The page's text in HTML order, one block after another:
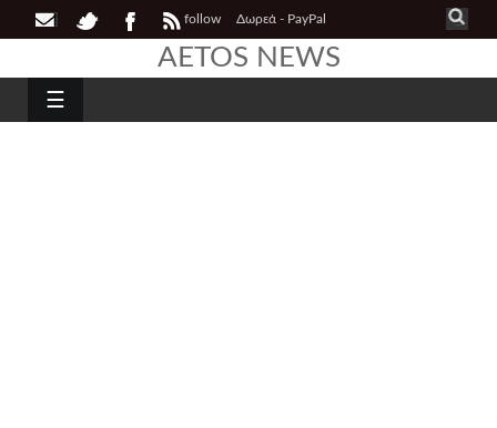
follow Δωρεά - PayPal
AETOS NEWS
☰